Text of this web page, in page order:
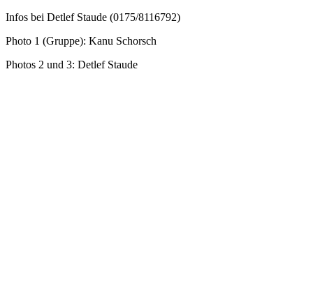
Infos bei Det­lef Staude (0175/8116792)
Photo 1 (Gruppe): Kanu Schorsch
Pho­tos 2 und 3: Det­lef Staude